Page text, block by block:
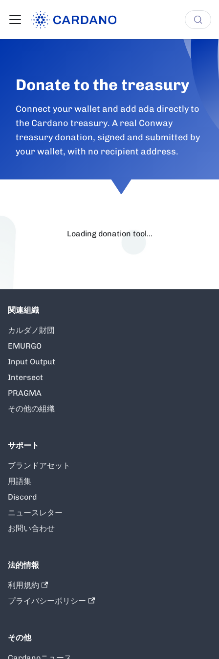
Donate to the treasury
Connect your wallet and add ada directly to
the Cardano treasury. A real Conway
treasury donation, signed and submitted by
your wallet, with no recipient address.
Loading donation tool…
関連組織
カルダノ財団
EMURGO
Input Output
Intersect
PRAGMA
その他の組織
サポート
ブランドアセット
用語集
Discord
ニュースレター
お問い合わせ
法的情報
利用規約
プライバシーポリシー
その他